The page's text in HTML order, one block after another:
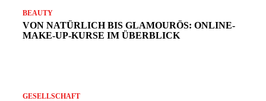
BEAUTY
VON NATÜRLICH BIS GLAMOURÖS: ONLINE-
MAKE-UP-KURSE IM ÜBERBLICK
GESELLSCHAFT